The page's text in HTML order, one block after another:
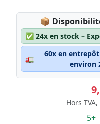
📦
✅ 24x en stock –
🚛
60x en
environ
Hors
5+